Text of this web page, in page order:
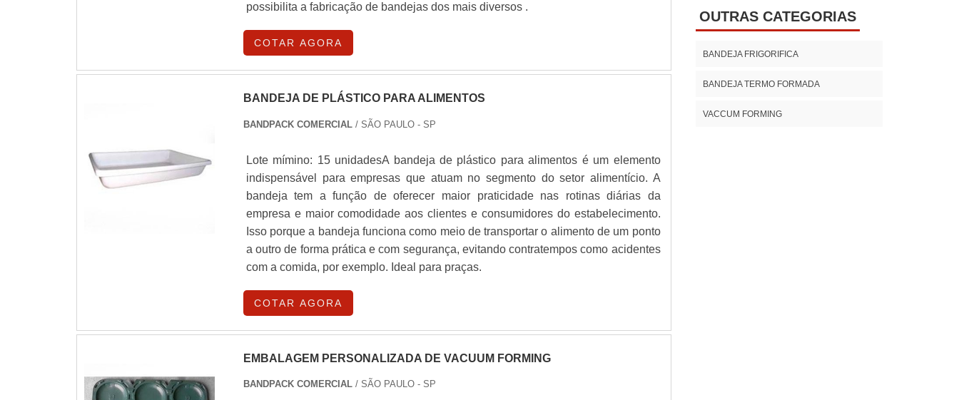
possibilita a fabricação de bandejas dos mais diversos .
COTAR AGORA
BANDEJA DE PLÁSTICO PARA ALIMENTOS
BANDPACK COMERCIAL/ SÃO PAULO - SP
Lote mímino: 15 unidadesA bandeja de plástico para alimentos é um elemento
indispensável para empresas que atuam no segmento do setor alimentício. A
bandeja tem a função de oferecer maior praticidade nas rotinas diárias da
empresa e maior comodidade aos clientes e consumidores do estabelecimento.
Isso porque a bandeja funciona como meio de transportar o alimento de um ponto
a outro de forma prática e com segurança, evitando contratempos como acidentes
com a comida, por exemplo. Ideal para praças.
COTAR AGORA
EMBALAGEM PERSONALIZADA DE VACUUM FORMING
BANDPACK COMERCIAL/ SÃO PAULO - SP
OUTRAS CATEGORIAS
BANDEJA FRIGORIFICA
BANDEJA TERMO FORMADA
VACCUM FORMING